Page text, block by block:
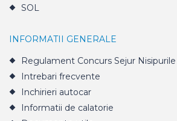
SOL
INFORMATII GENERALE
Regulament Concurs Sejur
Intrebari frecvente
Inchirieri autocar
Informatii de calatorie